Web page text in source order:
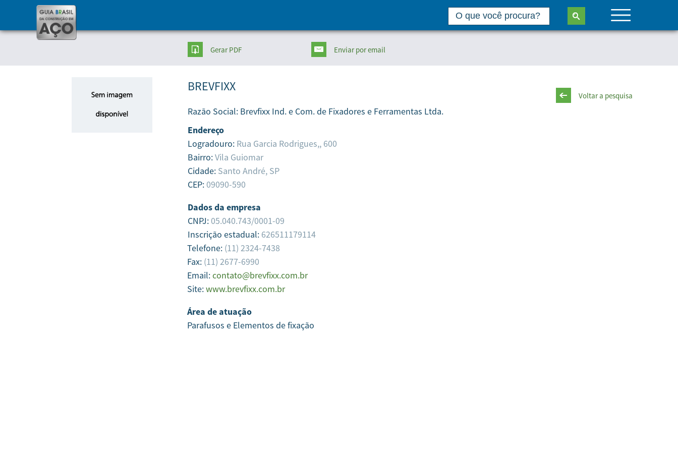
Gerar PDF Enviarpor email
Voltar a pesquisa
BREVFIXX
Razão Social: Brevfixx Ind. e Com. de Fixadores e Ferramentas Ltda.
Endereço
Logradouro: Rua Garcia Rodrigues,, 600
Bairro:Vila Guiomar
Cidade: Santo André, SP
CEP: 09090-590
Dados da empresa
CNPJ: 05.040.743/0001-09
Inscrição estadual: 626511179114
Telefone: (11) 2324-7438
Fax: (11) 2677-6990
Email:contato@brevfixx.com.br
Site:www.brevfixx.com.br
Área de atuação
Parafusos e Elementos de fixação